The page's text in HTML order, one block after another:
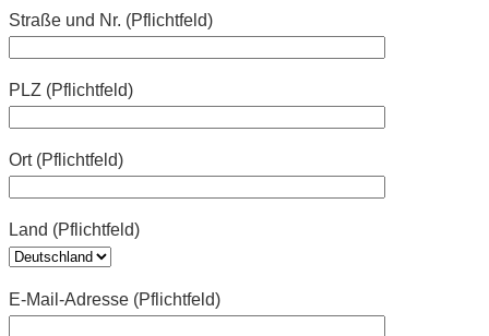
Straße und Nr. (Pflichtfeld)
PLZ (Pflichtfeld)
Ort (Pflichtfeld)
Land (Pflichtfeld)
E-Mail-Adresse (Pflichtfeld)